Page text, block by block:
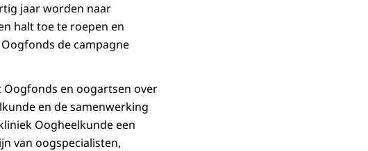
jaar worden naar
halt toe te roepen en
de campagne
Oogfonds en oogartsen over
en de samenwerking
Oogheelkunde een
van oogspecialisten,